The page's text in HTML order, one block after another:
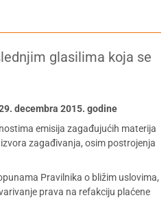
glasilima koja se
decembra 2015. godine
emisija zagađujućih materija
zagađivanja, osim postrojenja
Pravilnika o bližim uslovima,
prava na refakciju plaćene